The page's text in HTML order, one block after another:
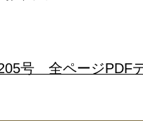
号 全ページPDF